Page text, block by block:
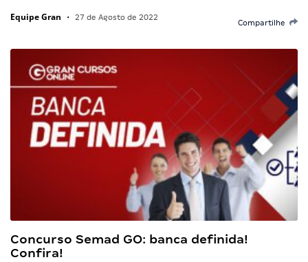
Equipe Gran • 27 de Agosto de 2022
Compartilhe
Concurso Semad GO: banca definida!
Confira!